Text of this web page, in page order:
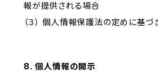
報が提供される場合
（３） 個人情報保護法の定めに基
8. 個人情報の開示